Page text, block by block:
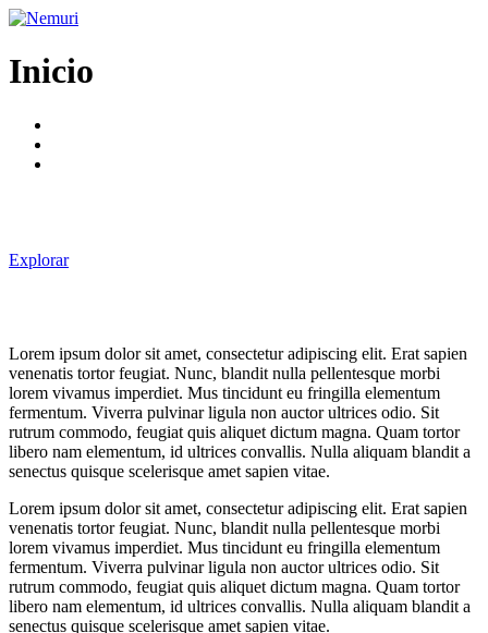
Ir
contenido
Inicio
Explorar
Lorem ipsum dolor sit amet, consectetur adipiscing elit. Erat sapien
venenatis tortor feugiat. Nunc, blandit nulla pellentesque morbi
lorem vivamus imperdiet. Mus tincidunt eu fringilla elementum
fermentum. Viverra pulvinar ligula non auctor ultrices odio. Sit
rutrum commodo, feugiat quis aliquet dictum magna. Quam tortor
libero nam elementum, id ultrices convallis. Nulla aliquam blandit a
senectus quisque scelerisque amet sapien vitae.
Lorem ipsum dolor sit amet, consectetur adipiscing elit. Erat sapien
venenatis tortor feugiat. Nunc, blandit nulla pellentesque morbi
lorem vivamus imperdiet. Mus tincidunt eu fringilla elementum
fermentum. Viverra pulvinar ligula non auctor ultrices odio. Sit
rutrum commodo, feugiat quis aliquet dictum magna. Quam tortor
libero nam elementum, id ultrices convallis. Nulla aliquam blandit a
senectus quisque scelerisque amet sapien vitae.